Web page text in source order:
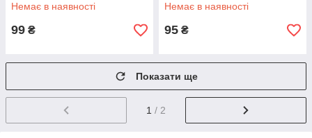
Немає в наявності
99 ₴
Немає в наявності
95 ₴
Показати ще
1 / 2